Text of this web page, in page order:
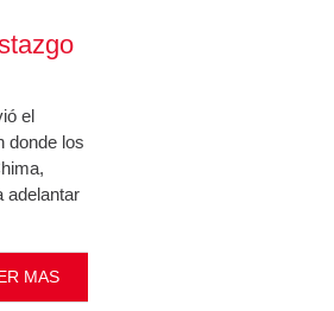
el
donde los
adelantar
MAS